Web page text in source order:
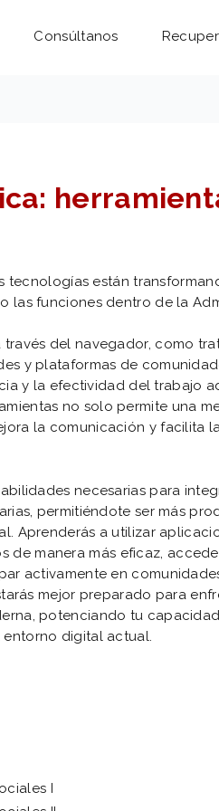
Consúltanos
tecnologías están
las funciones dentro de la
del navegador, como
y plataformas de
y la efectividad del trabajo
no solo permite una
la comunicación y facilita
necesarias para
permitiéndote ser más
Aprenderás a utilizar
de manera más eficaz,
activamente en
mejor preparado para
potenciando tu
entorno digital actual.
I